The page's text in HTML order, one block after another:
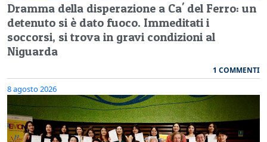
Dramma della disperazione a Ca' del Ferro: un
detenuto si è dato fuoco. Immeditati i
soccorsi, si trova in gravi condizioni al
Niguarda
1 COMMENTI
8 agosto 2026